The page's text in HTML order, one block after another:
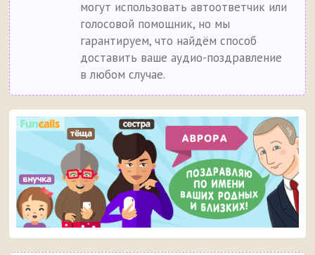
могут использовать автоответчик или
голосовой помощник, но мы
гарантируем, что найдём способ
доставить ваше аудио-поздравление
в любом случае.